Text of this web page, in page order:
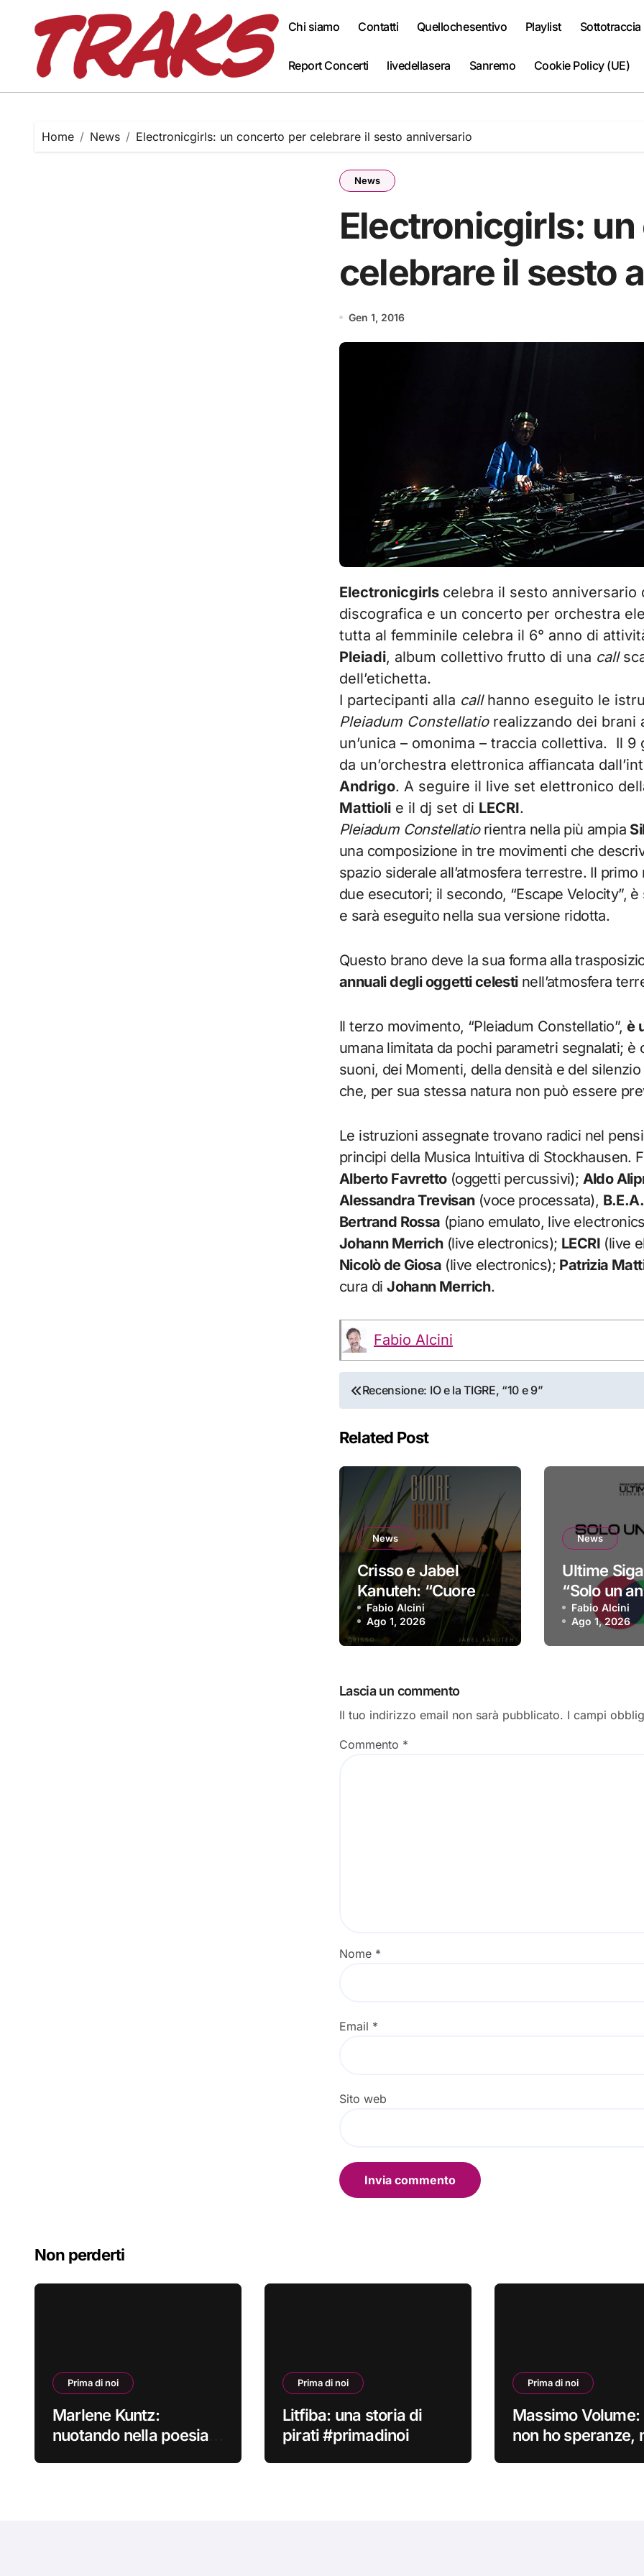
content
Chi siamo Contatti Quellochesentivo Playlist Sottotraccia
Report Concerti livedellasera Sanremo Cookie Policy (UE)
Home News Electronicgirls: un concerto per celebrare il sesto anniversario
News
Electronicgirls:
celebrare il sesto
Gen 1, 2016
Electronicgirls celebra il sesto anniversario
discografica e un concerto per orchestra
tutta al femminile celebra il 6° anno di
Pleiadi, album collettivo frutto di una call
dell’etichetta.
I partecipanti alla callhanno eseguito le
Pleiadum Constellatiorealizzando dei brani
un’unica – omonima – traccia collettiva. Il
da un’orchestra elettronica affiancata
Andrigo. A seguire il live set elettronico
Mattioli e il dj set di LECRI.
Pleiadum Constellatiorientra nella più ampia
una composizione in tre movimenti che
spazio siderale all’atmosfera terrestre. Il
due esecutori; il secondo, “Escape Velocity”,
e sarà eseguito nella sua versione ridotta.
Questo brano deve la sua forma alla
annuali degli oggetti celestinell’atmosfera
Il terzo movimento, “Pleiadum Constellatio”, è
umana limitata da pochi parametri segnalati; è
suoni, dei Momenti, della densità e del
che, per sua stessa natura non può essere
Le istruzioni assegnate trovano radici nel
principi della Musica Intuitiva di Stockhausen.
Alberto Favretto(oggetti percussivi); Aldo
Alessandra Trevisan(voce processata), B.E.A.
Bertrand Rossa (piano emulato, live
Johann Merrich(live electronics); LECRI (live
Nicolò de Giosa (live electronics); Patrizia
cura diJohann Merrich.
Fabio Alcini
Navigazione
articoli
Recensione: IO e la TIGRE, “10 e 9”
Related Post
News
Crisso e Jabel
Kanuteh: “Cuore
Griot” è il nuovo
video
Fabio Alcini
Ago 1, 2026
News
Ultime
“Solo un
singolo
Fabio Alcini
Ago 1, 2026
Lascia un commento
Il tuo indirizzo email non sarà pubblicato. I campi
Commento *
Nome *
Email *
Sito web
Non perderti
Prima di noi
Marlene Kuntz:
nuotando nella poesia
Prima di noi
Litfiba: una storia di
pirati #primadinoi
Prima di noi
Massimo Volume:
non ho speranze,